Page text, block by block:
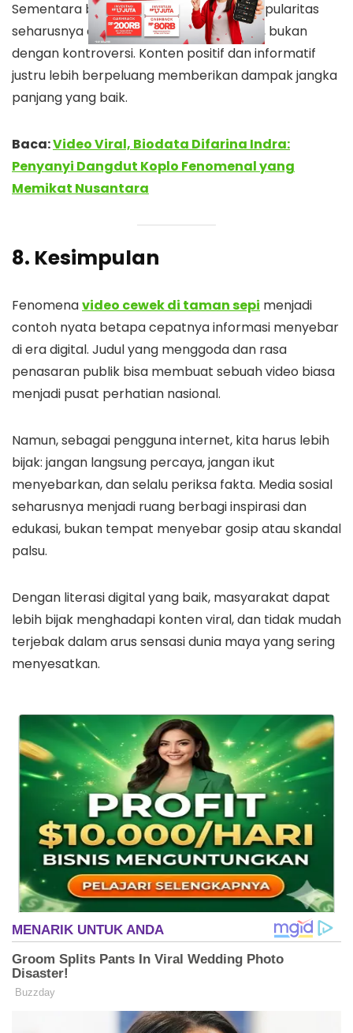
Sementara bagi para kreator konten, popularitas
seharusnya dibangun dengan kreativitas, bukan
dengan kontroversi. Konten positif dan informatif
justru lebih berpeluang memberikan dampak jangka
panjang yang baik.
Baca:Video Viral, Biodata Difarina Indra:
Penyanyi Dangdut Koplo Fenomenal yang
Memikat Nusantara
8. Kesimpulan
Fenomenavideo cewek di taman sepi menjadi
contoh nyata betapa cepatnya informasi menyebar
di era digital. Judul yang menggoda dan rasa
penasaran publik bisa membuat sebuah video biasa
menjadi pusat perhatian nasional.
Namun, sebagai pengguna internet, kita harus lebih
bijak: jangan langsung percaya, jangan ikut
menyebarkan, dan selalu periksa fakta. Media sosial
seharusnya menjadi ruang berbagi inspirasi dan
edukasi, bukan tempat menyebar gosip atau skandal
palsu.
Dengan literasi digital yang baik, masyarakat dapat
lebih bijak menghadapi konten viral, dan tidak mudah
terjebak dalam arus sensasi dunia maya yang sering
menyesatkan.